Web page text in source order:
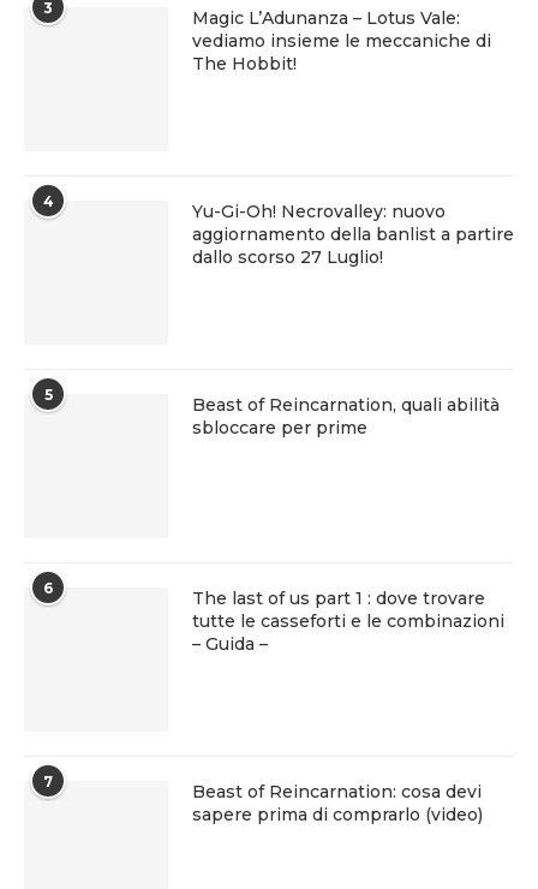
3
Magic L’Adunanza – Lotus Vale:
vediamo insieme le meccaniche di
The Hobbit!
4
Yu-Gi-Oh! Necrovalley: nuovo
aggiornamento della banlist a partire
dallo scorso 27 Luglio!
5
Beast of Reincarnation, quali abilità
sbloccare per prime
6
The last of us part 1 : dove trovare
tutte le casseforti e le combinazioni
– Guida –
7
Beast of Reincarnation: cosa devi
sapere prima di comprarlo (video)